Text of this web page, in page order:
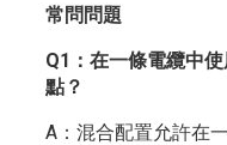
常問問題
Q1：在一條電纜中
點？
A：混合配置允許在